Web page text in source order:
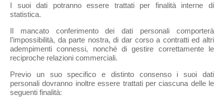
I suoi dati potranno essere trattati per finalità interne di
statistica.
Il mancato conferimento dei dati personali comporterà
l’impossibilità, da parte nostra, di dar corso a contratti ed altri
adempimenti connessi, nonché di gestire correttamente le
reciproche relazioni commerciali.
Previo un suo specifico e distinto consenso i suoi dati
personali dovranno inoltre essere trattati per ciascuna delle le
seguenti finalità: